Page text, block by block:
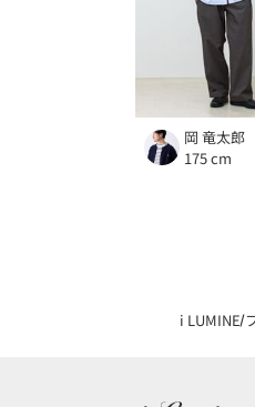
岡 竜太郎
175 cm
i LUMINE